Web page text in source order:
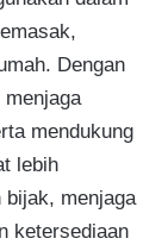
Dengan
menjaga
mendukung
lebih
bijak, menjaga
ketersediaan